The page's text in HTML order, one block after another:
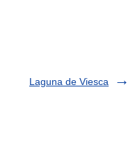
Laguna de Viesca